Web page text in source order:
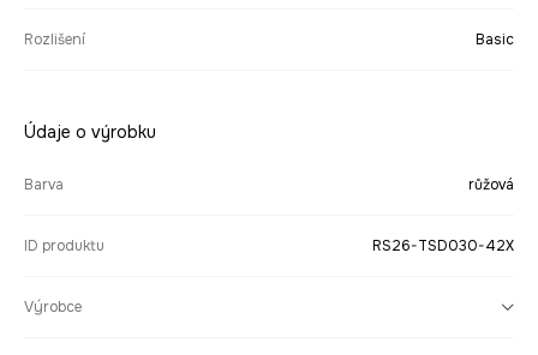
Rozlišení Basic
Údaje o výrobku
Barva růžová
ID produktu RS26-TSD030-42X
Výrobce